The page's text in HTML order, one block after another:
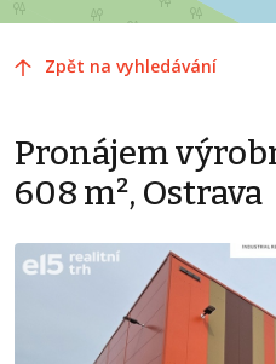
Zpět na vyhledávání
Pronájem
608 m², Ostrava